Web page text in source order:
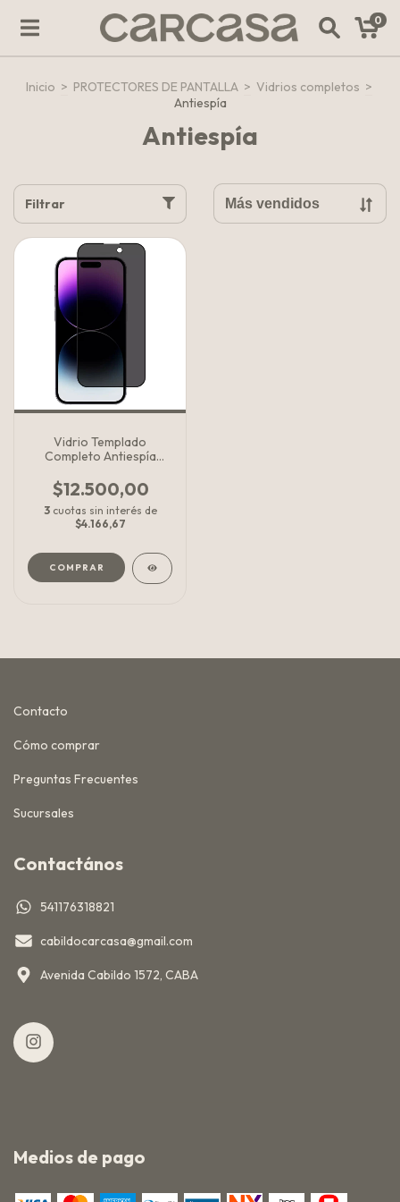
0
Inicio > PROTECTORES DE PANTALLA > Vidrios completos >
Antiespía
Antiespía
Filtrar
Vidrio Templado
Completo Antiespía
$12.500,00
3 cuotas sin interés de
$4.166,67
COMPRAR
Contacto
Cómo comprar
Preguntas Frecuentes
Sucursales
Contactános
541176318821
cabildocarcasa@gmail.com
Avenida Cabildo 1572, CABA
Medios de pago